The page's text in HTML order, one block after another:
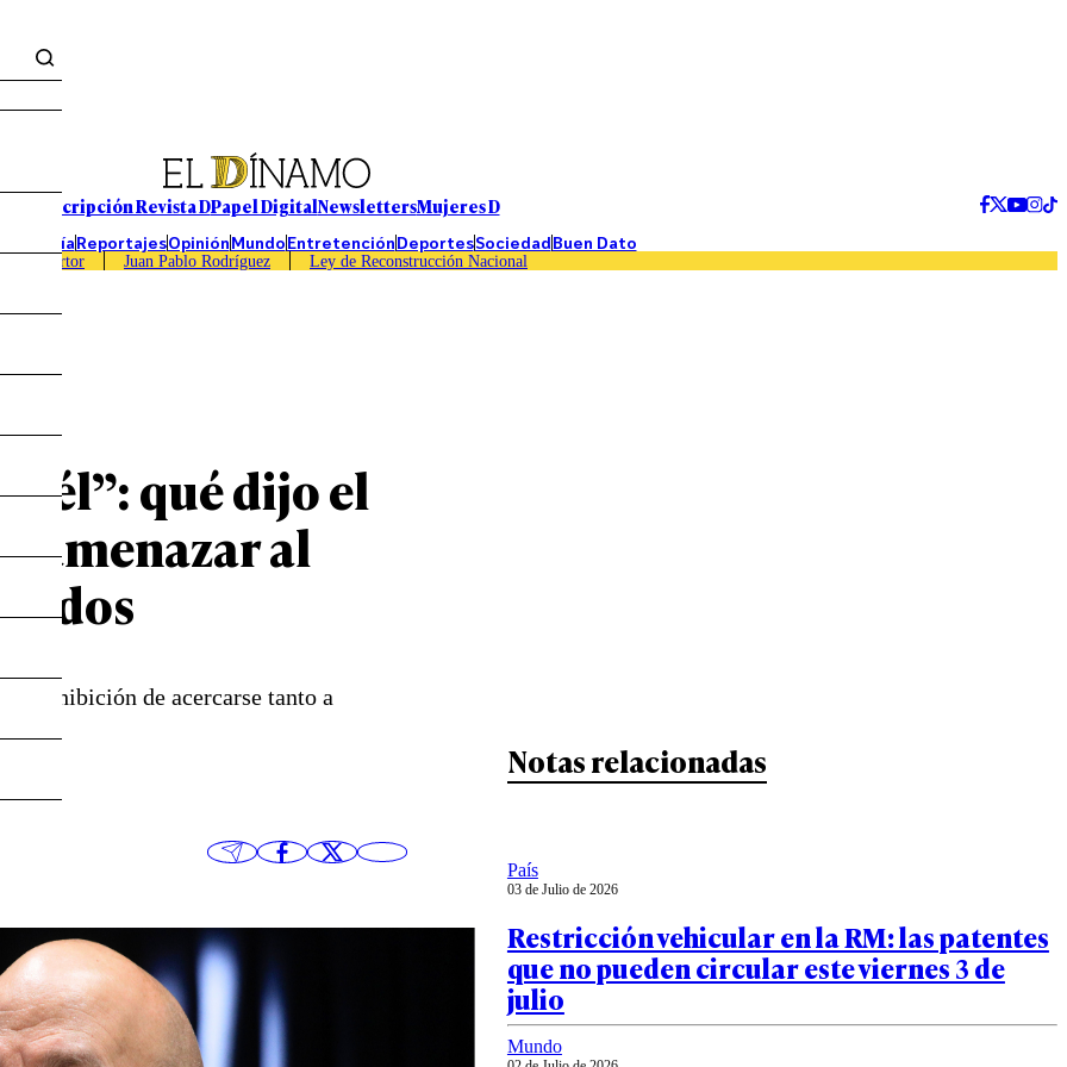
Suscripción Revista DPapel DigitalNewslettersMujeres D
EconomíaReportajesOpiniónMundoEntretenciónDeportesSociedadBuen Dato
Caso Sartor Juan Pablo Rodríguez Ley de Reconstrucción Nacional
él”: qué dijo el
amenazar al
prohibición de acercarse tanto a
Notas relacionadas
País
03 de Julio de 2026
Restricción vehicular en la RM: las patentes
que no pueden circular este viernes 3 de
julio
Mundo